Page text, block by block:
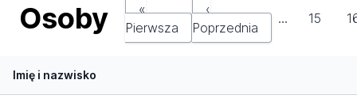
Osoby
«
Pierwsza
‹
Poprzednia
… 15
Imię i nazwisko